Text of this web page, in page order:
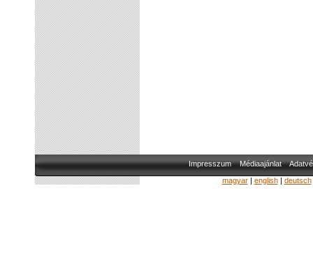
Impresszum Médiaajánlat
magyar| english| deutsch